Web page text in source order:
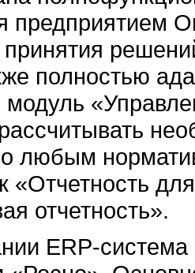
предприятием
полностью
любым
«Отчетность
отчетность».
ERP-система